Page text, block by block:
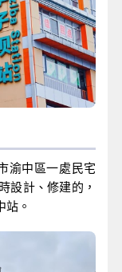
渝中區一處民宅
設計、修建的，
。